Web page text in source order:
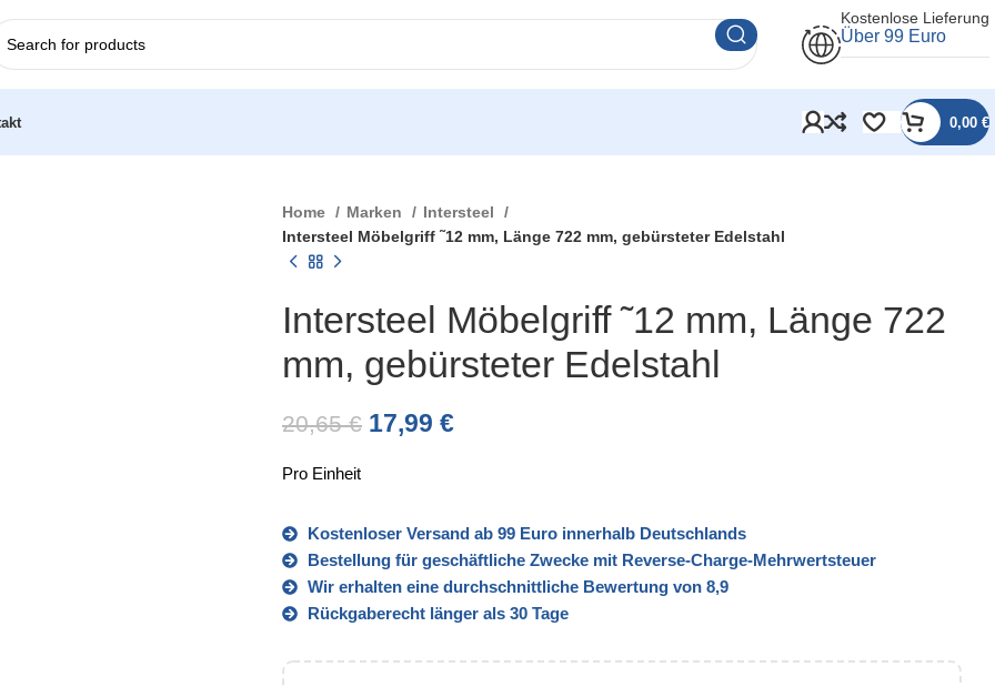
Kostenlose Lieferung
Über 99 Euro
0,00 €
Home Marken
Intersteel
Intersteel Möbelgriff ˜12 mm, Länge 722 mm, gebürsteter Edelstahl
Intersteel Möbelgriff ˜12 mm, Länge 722
mm, gebürsteter Edelstahl
20,65€ 17,99 €
Pro Einheit
Kostenloser Versand ab 99 Euro innerhalb Deutschlands
Bestellung für geschäftliche Zwecke mit Reverse-Charge-Mehrwertsteuer
Wir erhalten eine durchschnittliche Bewertung von 8,9
Rückgaberecht länger als 30 Tage